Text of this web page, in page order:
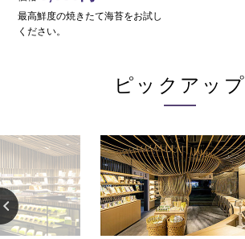
最高鮮度の焼きたて海苔をお試し
ください。
ピックアップ